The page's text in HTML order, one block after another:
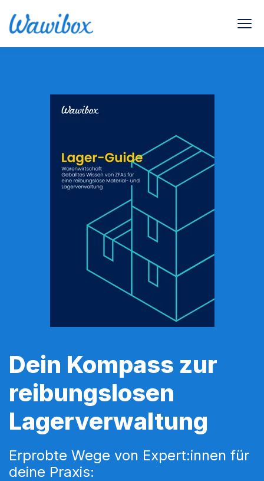
Dein Kompass zur
reibungslosen
Lagerverwaltung
Erprobte Wege von Expert:innen für
deine Praxis: